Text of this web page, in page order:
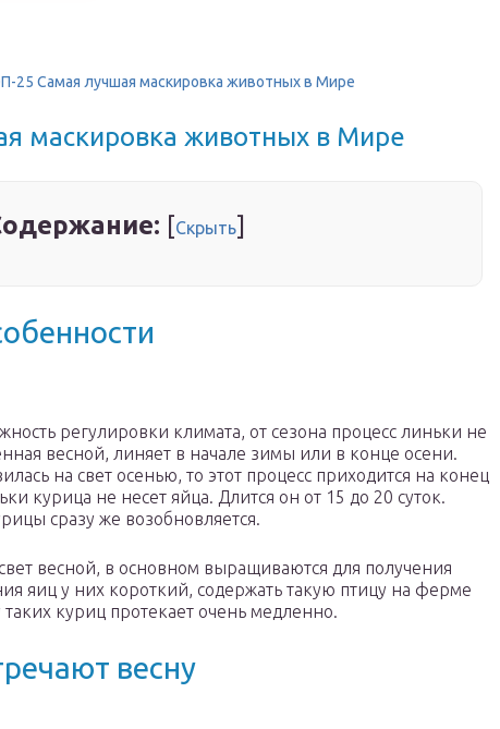
25 Самая лучшая маскировка животных в Мире
маскировка животных в Мире
[Скрыть]
регулировки климата, от сезона процесс линьки не
весной, линяет в начале зимы или в конце осени.
на свет осенью, то этот процесс приходится на конец
курица не несет яйца. Длится он от 15 до 20 суток.
сразу же возобновляется.
весной, в основном выращиваются для получения
яиц у них короткий, содержать такую птицу на ферме
куриц протекает очень медленно.
весну